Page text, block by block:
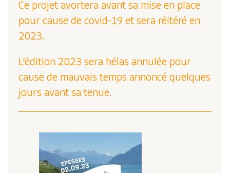
Ce projet avortera avant sa mise en place
pour cause de covid-19 et sera réitéré en
2023.
L’édition 2023 sera hélas annulée pour
cause de mauvais temps annoncé quelques
jours avant sa tenue.